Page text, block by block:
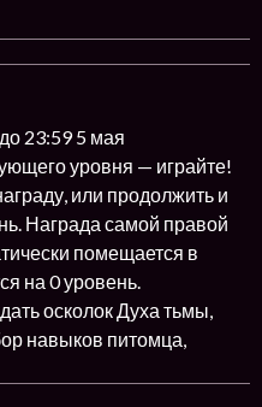
23:59 5 мая
уровня — играйте!
или продолжить и
Награда самой правой
помещается в
на 0 уровень.
осколок Духа тьмы,
навыков питомца,